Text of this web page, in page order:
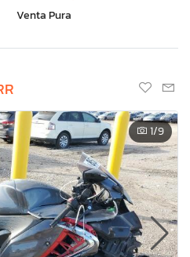
Venta Pura
1/9